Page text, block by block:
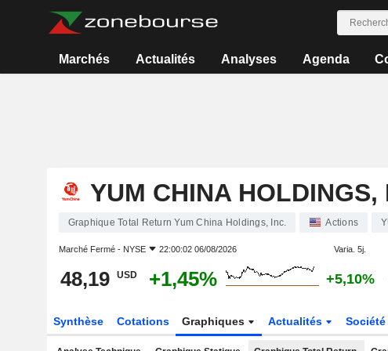
Marchés Actualités Analyses Agenda
YUM CHINA HOLDINGS,
Graphique Total Return Yum China Holdings, Inc. Actions
Marché Fermé - NYSE 22:00:02 06/08/2026 Varia. 5j.
48,19 USD +1,45% +5,10%
Synthèse Cotations Graphiques Actualités Société